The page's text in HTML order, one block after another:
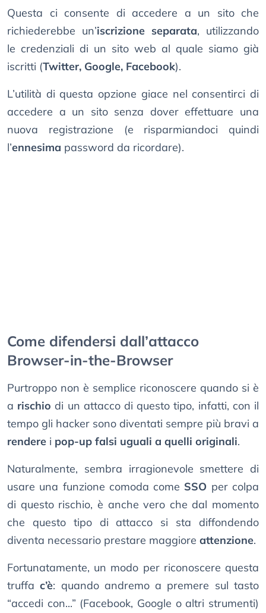
Questa ci consente di accedere a un sito che
richiederebbe un’iscrizione separata, utilizzando
le credenziali di un sito web al quale siamo già
iscritti (Twitter, Google, Facebook).
L’utilità di questa opzione giace nel consentirci di
accedere a un sito senza dover effettuare una
nuova registrazione (e risparmiandoci quindi
l’ennesima password da ricordare).
Come difendersi dall’attacco
Browser-in-the-Browser
Purtroppo non è semplice riconoscere quando si è
a rischio di un attacco di questo tipo, infatti, con il
tempo gli hacker sono diventati sempre più bravi a
rendere i pop-up falsi uguali a quelli originali.
Naturalmente, sembra irragionevole smettere di
usare una funzione comoda come SSO per colpa
di questo rischio, è anche vero che dal momento
che questo tipo di attacco si sta diffondendo
diventa necessario prestare maggiore attenzione.
Fortunatamente, un modo per riconoscere questa
truffac’è: quando andremo a premere sul tasto
“accedi con...” (Facebook, Google o altri strumenti)